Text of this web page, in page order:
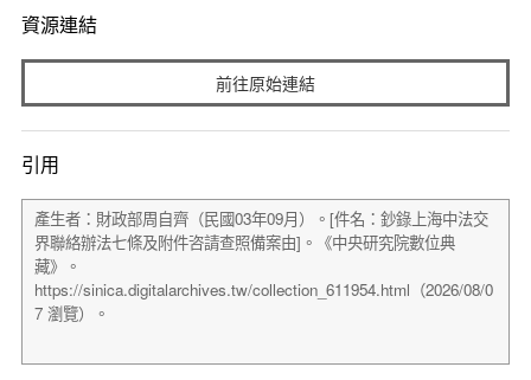
資源連結
前往原始連結
引用